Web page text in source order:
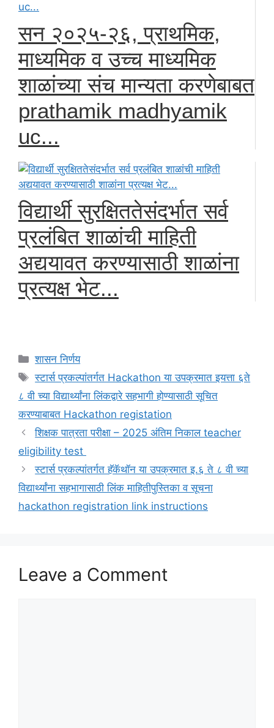
सन २०२५-२६, प्राथमिक,
माध्यमिक व उच्च माध्यमिक
शाळांच्या संच मान्यता करणेबाबत
prathamik madhyamik
uc...
विद्यार्थी सुरक्षिततेसंदर्भात सर्व
प्रलंबित शाळांची माहिती
अद्ययावत करण्यासाठी शाळांना
प्रत्यक्ष भेट...
Categories
शासन निर्णय
Tags
स्टार्स प्रकल्पांतर्गत Hackathon या उपक्रमात इयत्ता ६ते
८ वी च्या विद्यार्थ्यांना लिंकद्वारे सहभागी होण्यासाठी सूचित
करण्याबाबत Hackathon registation
शिक्षक पात्रता परीक्षा – 2025 अंतिम निकाल teacher
eligibility test
स्टार्स प्रकल्पांतर्गत हॅकॅथॉन या उपक्रमात इ.६ ते ८ वी च्या
विद्यार्थ्यांना सहभागासाठी लिंक माहितीपुस्तिका व सूचना
hackathon registration link instructions
Leave a Comment